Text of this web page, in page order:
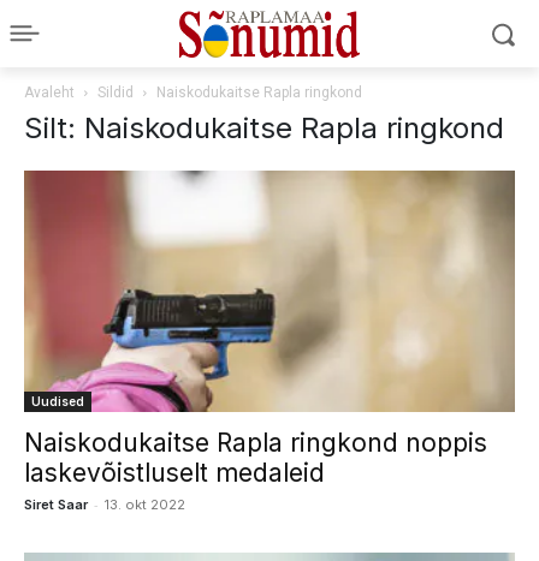
Avaleht Sildid Naiskodukaitse Rapla ringkond
Silt: Naiskodukaitse Rapla ringkond
Uudised
Naiskodukaitse Rapla ringkond noppis
laskevõistluselt medaleid
Siret Saar - 13. okt 2022